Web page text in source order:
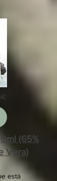
(65%
Vera)
está